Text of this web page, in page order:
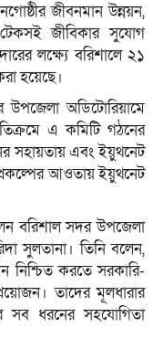
জীবনমান উন্নয়ন,
টেকসই জীবিকার সুযোগ
লক্ষ্যে বরিশালে ২১
হয়েছে।
অডিটোরিয়ামে
এ কমিটি গঠনের
সহায়তায় এবং ইয়ুথনেট
প্রকল্পের আওতায় ইয়ুথনেট
বরিশাল সদর উপজেলা
সুলতানা। তিনি বলেন,
নিশ্চিত করতে সরকারি-
তাদের মূলধারার
সব ধরনের সহযোগিতা